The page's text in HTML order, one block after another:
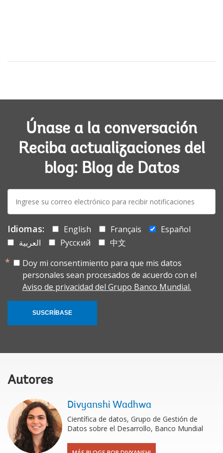
Únase a la conversación
Reciba actualizaciones del
blog: Blog de Datos
E-
mail:
Idiomas: English Français
Español
العربية
Русский
中文
Doy mi consentimiento para que mis datos
personales sean procesados de acuerdo con el
Aviso de privacidad del Grupo Banco Mundial.
SUSCRÍBASE
Autores
Divyanshi Wadhwa
Científica de datos, Grupo de Gestión de
Datos sobre el Desarrollo, Banco Mundial